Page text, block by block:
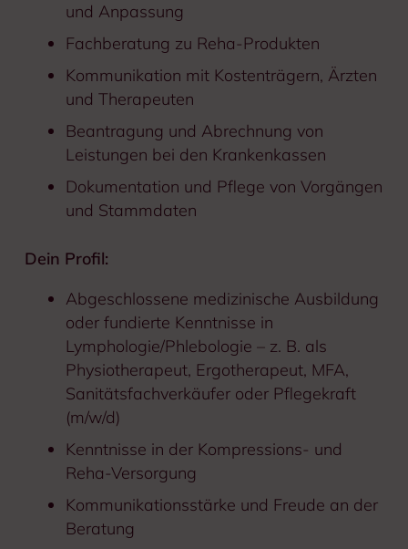
und Anpassung
Fachberatung zu Reha-Produkten
Kommunikation mit Kostenträgern, Ärzten
und Therapeuten
Beantragung und Abrechnung von
Leistungen bei den Krankenkassen
Dokumentation und Pflege von Vorgängen
und Stammdaten
Dein Profil:
Abgeschlossene medizinische Ausbildung
oder fundierte Kenntnisse in
Lymphologie/Phlebologie – z. B. als
Physiotherapeut, Ergotherapeut, MFA,
Sanitätsfachverkäufer oder Pflegekraft
(m/w/d)
Kenntnisse in der Kompressions- und
Reha-Versorgung
Kommunikationsstärke und Freude an der
Beratung